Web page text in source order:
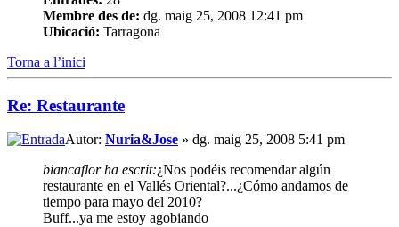
Membre des de: dg. maig 25, 2008 12:41 pm
Ubicació: Tarragona
Torna a l’inici
Re: Restaurante
Autor: Nuria&Jose » dg. maig 25, 2008 5:41 pm
biancaflor ha escrit:¿Nos podéis recomendar algún
restaurante en el Vallés Oriental?...¿Cómo andamos de
tiempo para mayo del 2010?
Buff...ya me estoy agobiando